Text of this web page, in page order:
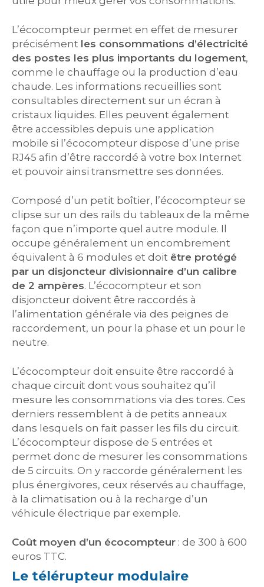
L’écocompteur permet en effet de mesurer
précisément les consommations d’électricité
des postes les plus importants du logement,
comme le chauffage ou la production d’eau
chaude. Les informations recueillies sont
consultables directement sur un écran à
cristaux liquides. Elles peuvent également
être accessibles depuis une application
mobile si l’écocompteur dispose d’une prise
RJ45 afin d’être raccordé à votre box Internet
et pouvoir ainsi transmettre ses données.
Composé d’un petit boîtier, l’écocompteur se
clipse sur un des rails du tableaux de la même
façon que n’importe quel autre module. Il
occupe généralement un encombrement
équivalent à 6 modules et doit être protégé
par un disjoncteur divisionnaire d’un calibre
de 2 ampères. L’écocompteur et son
disjoncteur doivent être raccordés à
l’alimentation générale via des peignes de
raccordement, un pour la phase et un pour le
neutre.
L’écocompteur doit ensuite être raccordé à
chaque circuit dont vous souhaitez qu’il
mesure les consommations via des tores. Ces
derniers ressemblent à de petits anneaux
dans lesquels on fait passer les fils du circuit.
L’écocompteur dispose de 5 entrées et
permet donc de mesurer les consommations
de 5 circuits. On y raccorde généralement les
plus énergivores, ceux réservés au chauffage,
à la climatisation ou à la recharge d’un
véhicule électrique par exemple.
Coût moyen d’un écocompteur : de 300 à 600
euros TTC.
Le télérupteur modulaire